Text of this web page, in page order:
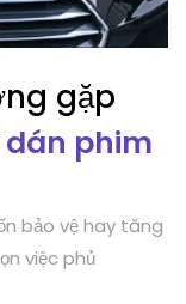
gặp
dán phim
bảo vệ hay tăng
việc phủ